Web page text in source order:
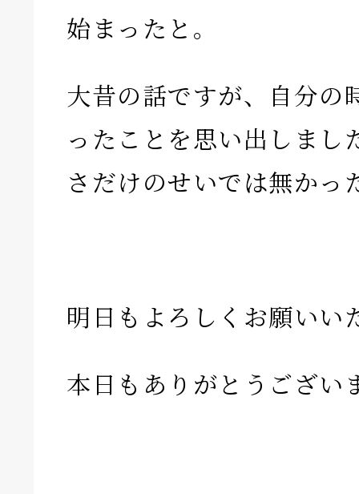
始まったと。
大昔の話ですが、自分の
ったことを思い出しまし
さだけのせいでは無かっ
明日もよろしくお願いい
本日もありがとうござい